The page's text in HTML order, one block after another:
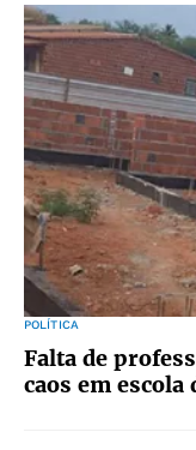
POLÍTICA
Falta de
caos em escola